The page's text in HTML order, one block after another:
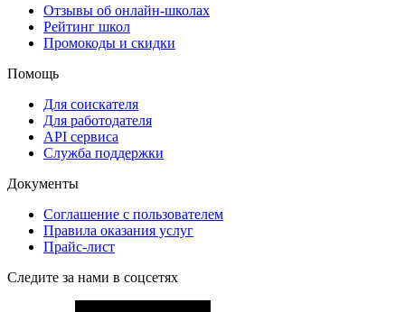
Отзывы об онлайн-школах
Рейтинг школ
Промокоды и скидки
Помощь
Для соискателя
Для работодателя
API сервиса
Служба поддержки
Документы
Соглашение с пользователем
Правила оказания услуг
Прайс-лист
Следите за нами в соцсетях